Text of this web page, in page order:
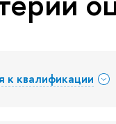
к квалификации